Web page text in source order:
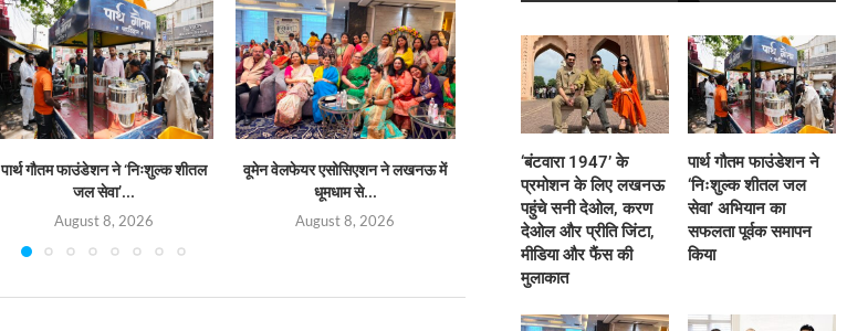
पार्थ गौतम फाउंडेशन ने ‘निःशुल्क शीतल
जल सेवा’...
August 8, 2026
वूमेन वेलफेयर एसोसिएशन ने लखनऊ में
धूमधाम से...
August 8, 2026
मुख्यमंत्री योगी से मिले मिल्कीपुर विधायक
चंद्रभानु पासवान,...
August 8, 2026
भारत-चीन सीमा
साझा करने
‘बंटवारा 1947’ के
प्रमोशन के लिए लखनऊ
पहुंचे सनी देओल, करण
देओल और प्रीति जिंटा,
मीडिया और फैंस की
मुलाकात
पार्थ गौतम फाउंडेशन ने
‘निःशुल्क शीतल जल
सेवा’ अभियान का
सफलता पूर्वक समापन
किया